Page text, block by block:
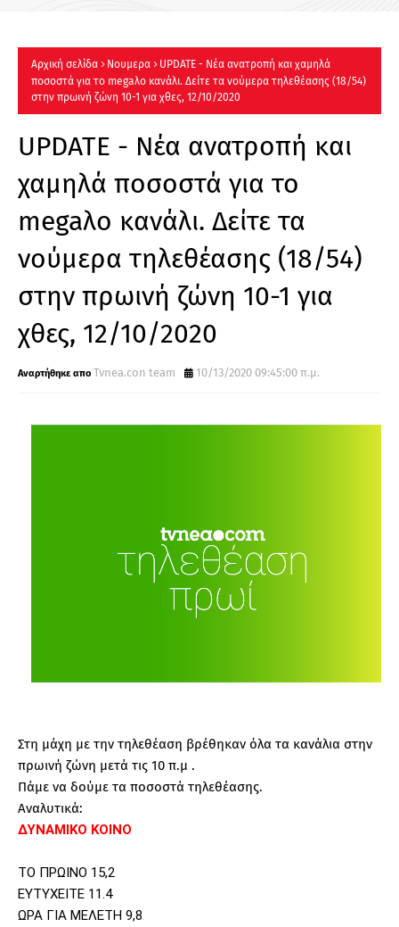
Αρχική σελίδα Νουμερα
UPDATE - Νέα ανατροπή και χαμηλά
ποσοστά για το megaλo κανάλι. Δείτε τα νούμερα τηλεθέασης (18/54)
στην πρωινή ζώνη 10-1 για χθες, 12/10/2020
UPDATE - Νέα ανατροπή και
χαμηλά ποσοστά για το
megaλo κανάλι. Δείτε τα
νούμερα τηλεθέασης (18/54)
στην πρωινή ζώνη 10-1 για
χθες, 12/10/2020
Tvnea.con team 10/13/2020 09:45:00 π.μ.
Στη μάχη με την τηλεθέαση βρέθηκαν όλα τα κανάλια στην
πρωινή ζώνη μετά τις 10 π.μ .
Πάμε να δούμε τα ποσοστά τηλεθέασης.
Αναλυτικά:
ΔΥΝΑΜΙΚΟ ΚΟΙΝΟ
ΤΟ ΠΡΩΙΝΟ 15,2
ΕΥΤΥΧΕΙΤΕ 11.4
ΩΡΑ ΓΙΑ ΜΕΛΕΤΗ 9,8